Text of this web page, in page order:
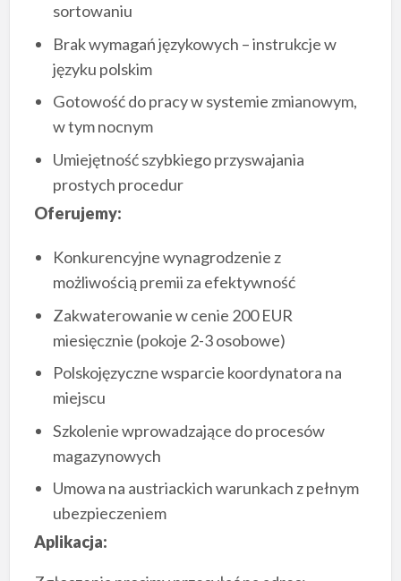
sortowaniu
Brak wymagań językowych – instrukcje w
języku polskim
Gotowość do pracy w systemie zmianowym,
w tym nocnym
Umiejętność szybkiego przyswajania
prostych procedur
Oferujemy:
Konkurencyjne wynagrodzenie z
możliwością premii za efektywność
Zakwaterowanie w cenie 200 EUR
miesięcznie (pokoje 2-3 osobowe)
Polskojęzyczne wsparcie koordynatora na
miejscu
Szkolenie wprowadzające do procesów
magazynowych
Umowa na austriackich warunkach z pełnym
ubezpieczeniem
Aplikacja: